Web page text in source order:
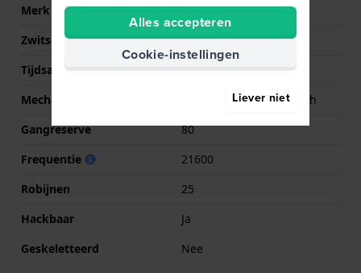
Merk uurwerk
ETA
Zwitsers uurwerk
Ja
Tijdsaanduiding
Analoog
Mechanisme
Mechanisch automatisch
Gangreserve
80
Frequentie
21600
Robijnen
25
Hackbaar
Ja
Geskeletteerd
Nee
Alles accepteren
Cookie-instellingen
Liever niet